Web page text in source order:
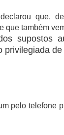
que,
também
supostos
pelo telefone